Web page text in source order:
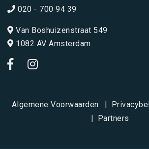
020 - 700 94 39
Van Boshuizenstraat 549
1082 AV Amsterdam
Algemene Voorwaarden
Partners